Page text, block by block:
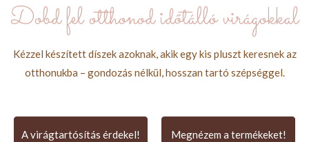
Dobd fel otthonod időtálló virágokkal
Kézzel készített díszek azoknak, akik egy kis pluszt keresnek az
otthonukba – gondozás nélkül, hosszan tartó szépséggel.
A virágtartósítás érdekel! Megnézem a termékeket!